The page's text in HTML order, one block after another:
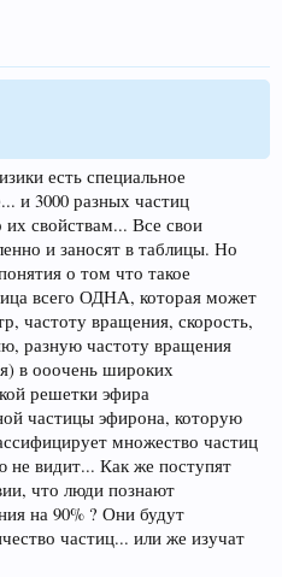
есть специальное
и 3000 разных частиц
свойствам... Все свои
и заносят в таблицы. Но
о том что такое
всего ОДНА, которая может
частоту вращения, скорость,
разную частоту вращения
в ооочень широких
решетки эфира
частицы эфирона, которую
множество частиц
не видит... Как же поступят
что люди познают
на 90% ? Они будут
частиц... или же изучат